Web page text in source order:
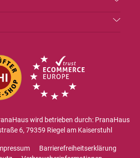
wird betrieben durch: PranaHaus
6, 79359 Riegel am Kaiserstuhl
Barrierefreiheitserklärung